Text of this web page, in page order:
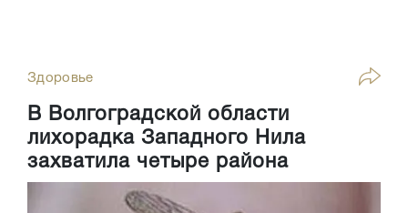
Здоровье
В Волгоградской области
лихорадка Западного Нила
захватила четыре района